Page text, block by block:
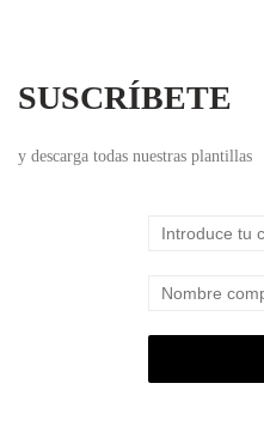
SUSCRÍBETE
y descarga todas nuestras plantillas